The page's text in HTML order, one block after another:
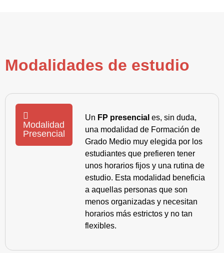
Modalidades de estudio
Modalidad
Presencial
Un FP presencial es, sin duda,
una modalidad de Formación de
Grado Medio muy elegida por los
estudiantes que prefieren tener
unos horarios fijos y una rutina de
estudio. Esta modalidad beneficia
a aquellas personas que son
menos organizadas y necesitan
horarios más estrictos y no tan
flexibles.